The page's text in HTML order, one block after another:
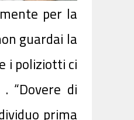
per la
guardai la
i poliziotti ci
“Dovere di
prima